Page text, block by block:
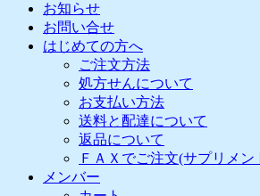
お知らせ
お問い合せ
はじめての方へ
ご注文方法
処方せんについて
お支払い方法
送料と配達について
返品について
ＦＡＸでご注文(サプリメン
メンバー